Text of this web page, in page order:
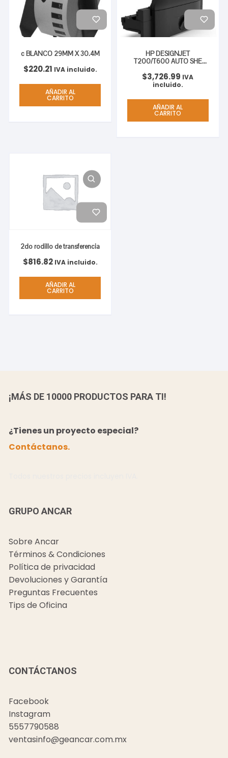
c BLANCO 29MM X 30.4M
$220.21 IVA incluido.
AÑADIR AL
CARRITO
HP DESIGNJET
T200/T600 AUTO SHE
$3,726.99 IVA
incluido.
AÑADIR AL
CARRITO
2do rodillo de transferencia
$816.82 IVA incluido.
AÑADIR AL
CARRITO
¡MÁS DE 10000 PRODUCTOS PARA TI!
¿Tienes un proyecto especial?
Contáctanos.
GRUPO ANCAR
Sobre Ancar
Términos & Condiciones
Política de privacidad
Devoluciones y Garantía
Preguntas Frecuentes
Tips de Oficina
CONTÁCTANOS
Facebook
Instagram
5557790588
ventasinfo@geancar.com.mx